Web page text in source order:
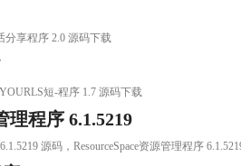
分享程序 2.0 源码下载
短-程序 1.7 源码下载
理程序 6.1.5219
源码，ResourceSpace资源管理程序